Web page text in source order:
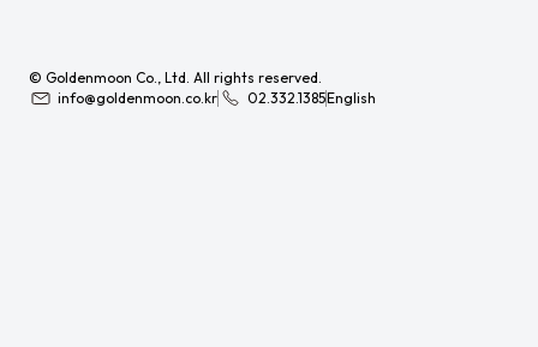
© Goldenmoon Co., Ltd. All rights reserved.
info@goldenmoon.co.kr
02.332.1385English